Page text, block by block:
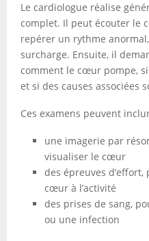
Le cardiologue réalise
complet. Il peut écouter le
repérer un rythme
surcharge. Ensuite, il
comment le cœur pompe,
et si des causes associées
Ces examens peuvent
une imagerie par
visualiser le cœur
des épreuves
cœur à l’activité
des prises de sang,
ou une infection